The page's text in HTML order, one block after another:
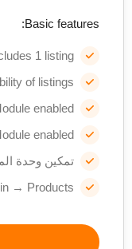
Basic features:
1 listing
of listings
enabled
enabled
تمكين وحدة
→ Products